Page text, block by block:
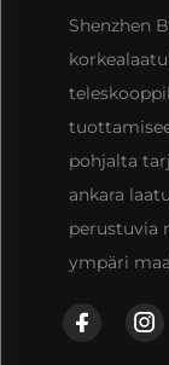
Shenzhen
pohjalta
ankara
perustuvia
ympäri